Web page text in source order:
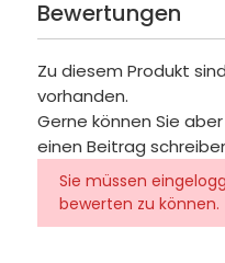
Bewertungen
Zu diesem Produkt
vorhanden.
Gerne können Sie
einen Beitrag
Sie müssen
bewerten zu können.